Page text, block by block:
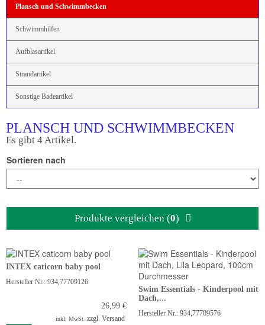
Plansch und Schwimmbecken
Schwimmhilfen
Aufblasartikel
Strandartikel
Sonstige Badeartikel
PLANSCH UND SCHWIMMBECKEN
Es gibt 4 Artikel.
Sortieren nach
Produkte vergleichen (0)
INTEX caticorn baby pool
Hersteller Nr.: 934,77709126
26,99 €
inkl. MwSt. zzgl. Versand
Swim Essentials - Kinderpool mit
Dach,...
Hersteller Nr.: 934,77709576